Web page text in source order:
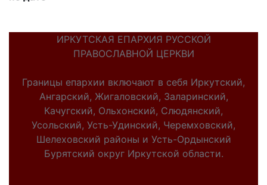
ИРКУТСКАЯ ЕПАРХИЯ РУССКОЙ
ПРАВОСЛАВНОЙ ЦЕРКВИ
Границы епархии включают в себя Иркутский,
Ангарский, Жигаловский, Заларинский,
Качугский, Ольхонский, Слюдянский,
Усольский, Усть-Удинский, Черемховский,
Шелеховский районы и Усть-Ордынский
Бурятский округ Иркутской области.